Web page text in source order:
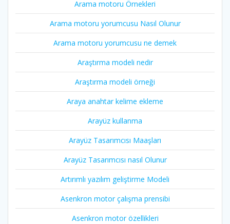
Arama motoru Örnekleri
Arama motoru yorumcusu Nasıl Olunur
Arama motoru yorumcusu ne demek
Araştırma modeli nedir
Araştırma modeli örneği
Araya anahtar kelime ekleme
Arayüz kullanma
Arayüz Tasarımcısı Maaşları
Arayüz Tasarımcısı nasıl Olunur
Artırımlı yazılım geliştirme Modeli
Asenkron motor çalışma prensibi
Asenkron motor özellikleri